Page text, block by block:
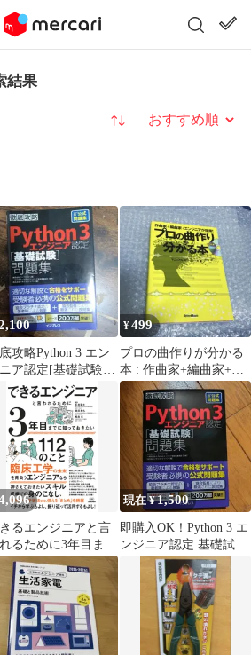
結果
並び替え
攻略Python 3 エン
ア認定[基礎試験]
題集
¥499
プロの曲作りが分かる
本 : 作曲家+編曲家+エ
ンジニアが指南!CD付
き
るエンジニアと言
るために3年目まで
っておきたい112の
と（単行本）
現在 ¥1,500
即購入OK！Python 3 エ
ンジニア認定 基礎試験
問題集